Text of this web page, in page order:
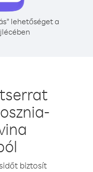
lehetőséget a
biztosít